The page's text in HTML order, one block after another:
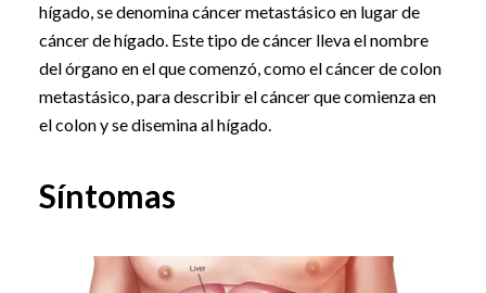
hígado, se denomina cáncer metastásico en lugar de
cáncer de hígado. Este tipo de cáncer lleva el nombre
del órgano en el que comenzó, como el cáncer de colon
metastásico, para describir el cáncer que comienza en
el colon y se disemina al hígado.
Síntomas